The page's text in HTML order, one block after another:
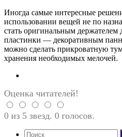
Иногда самые интересные
использовании вещей не по
стать оригинальным держателем
пластинки — декоративным
можно сделать прикроватную
хранения необходимых мелочей.
Оценка читателей!
0 из 5 звезд. 0 голосов.